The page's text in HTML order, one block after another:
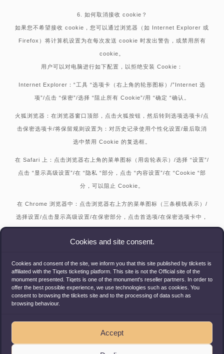
Cookies and site consent.
Cookies and consent of the site, we inform you that this site published by tilckets is
affiliated with the Tiqets ticketing platform. This site is not the Official site of the
monument presented. Tiqets is one of the monument's reseller partners. In order to
offer the best possible experience, we use technologies such as cookies. You
consent to browsing the tilckets site and to the processing of data such as
browsing behaviour.
Accept
6. 如何取消接收 cookie？
如果您不希望接收 cookie，您可以通过浏览器（如 Internet Explorer 或
Firefox）将计算机设置为在每次发送 cookie 时发出警告，或禁用所有
cookie。
用户可以对电脑进行如下配置，以拒绝安装 Cookie：
Internet Explorer： “工具 “选项卡（右上角的轮形图标）/”Internet 选
项”/点击 “保密”/选择 “阻止所有 Cookie”/用 “确定 “确认。
火狐浏览器：在浏览器窗口顶部，点击火狐按钮，然后转到选项选项卡/点
击保密选项卡/将保留规则设置为：对历史记录使用个性化设置/最后取消
选中禁用 Cookie 的复选框。
在 Safari 上： 点击浏览器右上角的菜单图标（用齿轮表示）/选择 “设置”/
点击 “显示高级设置”/在 “隐私 “部分，点击 “内容设置”/在 “Cookie “部
分，可以阻止 Cookie。
在 Chrome 浏览器中： 点击浏览器右上方的菜单图标（三条横线表示）/
选择设置/点击显示高级设置/在保密部分，点击首选项/在保密选项卡中，
览器上实现这一功能的完整信息。您还可以找到如何从电脑中删除
cookie 的详细信息以及有关 cookie 的更多一般信息。如需了解手机浏览
器的相关信息，请查阅设备手册。
请注意，禁止使用 cookie 可能会影响 tilckets 网站的功能。